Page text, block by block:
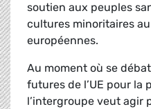
soutien aux peuples
cultures minoritaires
européennes.
Au moment où se
futures de l’UE pour la
l’intergroupe veut agir